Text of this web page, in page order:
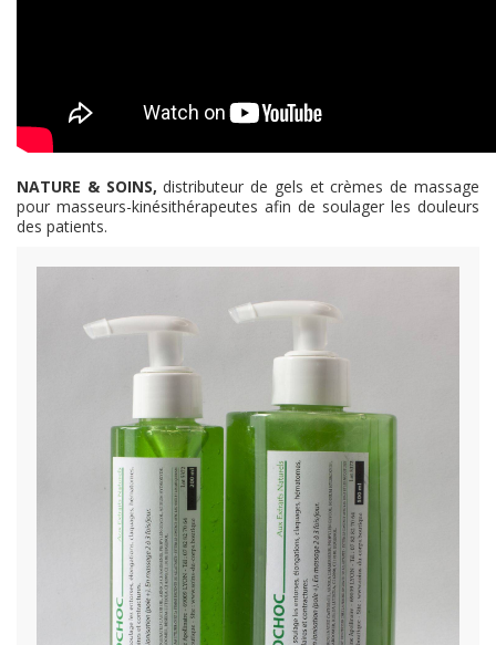
NATURE & SOINS,distributeur de gels et crèmes de massage
pour masseurs-kinésithérapeutes afin de soulager les douleurs
des patients.